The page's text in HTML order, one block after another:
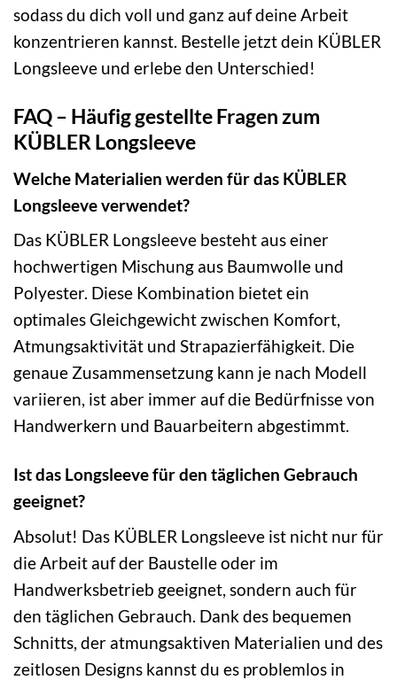
sodass du dich voll und ganz auf deine Arbeit
konzentrieren kannst. Bestelle jetzt dein KÜBLER
Longsleeve und erlebe den Unterschied!
FAQ – Häufig gestellte Fragen zum
KÜBLER Longsleeve
Welche Materialien werden für das KÜBLER
Longsleeve verwendet?
Das KÜBLER Longsleeve besteht aus einer
hochwertigen Mischung aus Baumwolle und
Polyester. Diese Kombination bietet ein
optimales Gleichgewicht zwischen Komfort,
Atmungsaktivität und Strapazierfähigkeit. Die
genaue Zusammensetzung kann je nach Modell
variieren, ist aber immer auf die Bedürfnisse von
Handwerkern und Bauarbeitern abgestimmt.
Ist das Longsleeve für den täglichen Gebrauch
geeignet?
Absolut! Das KÜBLER Longsleeve ist nicht nur für
die Arbeit auf der Baustelle oder im
Handwerksbetrieb geeignet, sondern auch für
den täglichen Gebrauch. Dank des bequemen
Schnitts, der atmungsaktiven Materialien und des
zeitlosen Designs kannst du es problemlos in